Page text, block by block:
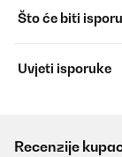
Što će biti
Uvjeti isporuke
Recenzije